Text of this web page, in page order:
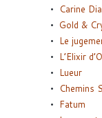
Carine
Gold &
Le
L’Elixir
Lueur
Chemins
Fatum